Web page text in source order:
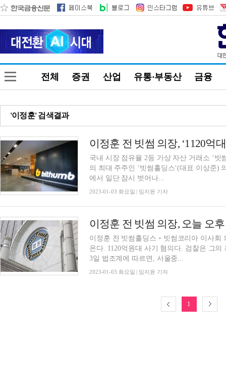
전체 증권 산업 유통·부동산 금융
'이정훈' 검색결과
이정훈 전 빗썸 의장, ‘1120억
국내 시장 점유율 2등 가상 자산 거래소 ‘빗
의 최대 주주인 ‘빗썸홀딩스’(대표 이상준)
에서 일단 잠시 벗어나...
2023-01-03 화요일 | 임지윤 기자
이정훈 전 빗썸홀딩스‧빗썸코리아 이사회
온다. 1120억원대 사기 혐의다. 검찰은 그
3일 법조계에 따르면, 서울중...
2023-01-03 화요일 | 임지윤 기자
1